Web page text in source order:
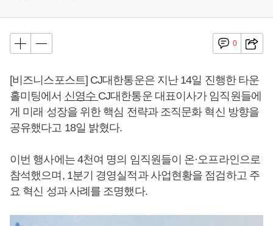
0
[비즈니스포스트] CJ대한통운은 지난 14일 진행한 타운
홀미팅에서 신영수 CJ대한통운 대표이사가 임직원들에
게 미래 성장을 위한 핵심 전략과 조직문화 혁신 방향을
공유했다고 18일 밝혔다.
이번 행사에는 4천여 명의 임직원들이 온·오프라인으로
참석했으며, 1분기 경영실적과 사업현황을 점검하고 주
요 혁신 성과 사례를 조명했다.